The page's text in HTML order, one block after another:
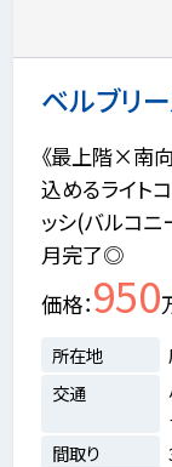
ベルブリ
《最上階×南向
込めるライト
ッシ(バルコ
月完了◎
価格 950
所在地
交通
間取り